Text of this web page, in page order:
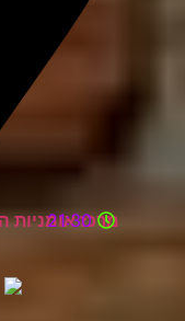
מרכז אומניות הבמה
21:30